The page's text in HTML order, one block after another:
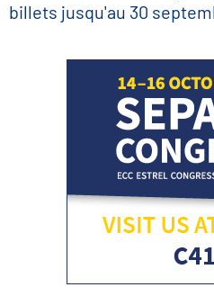
billets jusqu'au 30